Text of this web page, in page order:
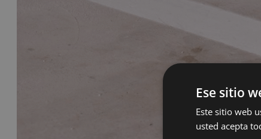
Ese sitio
Este sitio web
usted acepta